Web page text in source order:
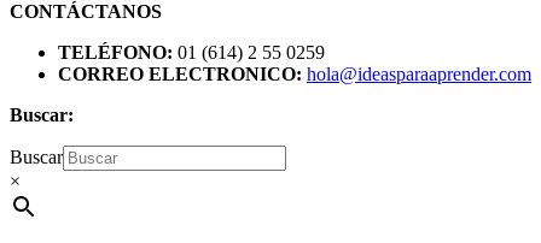
CONTÁCTANOS
TELÉFONO: 01 (614) 2 55 0259
CORREO ELECTRONICO: hola@ideasparaaprender.com
Buscar:
Buscar
×